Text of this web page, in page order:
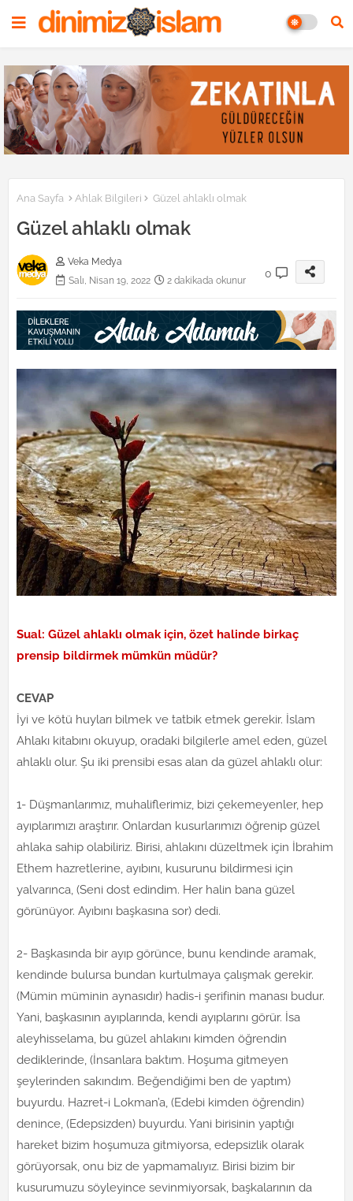
Ana Sayfa Ahlak Bilgileri Güzel ahlaklı olmak
Güzel ahlaklı olmak
Veka Medya
Salı, Nisan 19, 2022
2 dakikada okunur
0
Sual: Güzel ahlaklı olmak için, özet halinde birkaç
prensip bildirmek mümkün müdür?
CEVAP
İyi ve kötü huyları bilmek ve tatbik etmek gerekir. İslam
Ahlakı kitabını okuyup, oradaki bilgilerle amel eden, güzel
ahlaklı olur. Şu iki prensibi esas alan da güzel ahlaklı olur:
1- Düşmanlarımız, muhaliflerimiz, bizi çekemeyenler, hep
ayıplarımızı araştırır. Onlardan kusurlarımızı öğrenip güzel
ahlaka sahip olabiliriz. Birisi, ahlakını düzeltmek için İbrahim
Ethem hazretlerine, ayıbını, kusurunu bildirmesi için
yalvarınca, (Seni dost edindim. Her halin bana güzel
görünüyor. Ayıbını başkasına sor) dedi.
2- Başkasında bir ayıp görünce, bunu kendinde aramak,
kendinde bulursa bundan kurtulmaya çalışmak gerekir.
(Mümin müminin aynasıdır) hadis-i şerifinin manası budur.
Yani, başkasının ayıplarında, kendi ayıplarını görür. İsa
aleyhisselama, bu güzel ahlakını kimden öğrendin
dediklerinde, (İnsanlara baktım. Hoşuma gitmeyen
şeylerinden sakındım. Beğendiğimi ben de yaptım)
buyurdu. Hazret-i Lokman’a, (Edebi kimden öğrendin)
denince, (Edepsizden) buyurdu. Yani birisinin yaptığı
hareket bizim hoşumuza gitmiyorsa, edepsizlik olarak
görüyorsak, onu biz de yapmamalıyız. Birisi bizim bir
kusurumuzu söyleyince sevinmiyorsak, başkalarının da